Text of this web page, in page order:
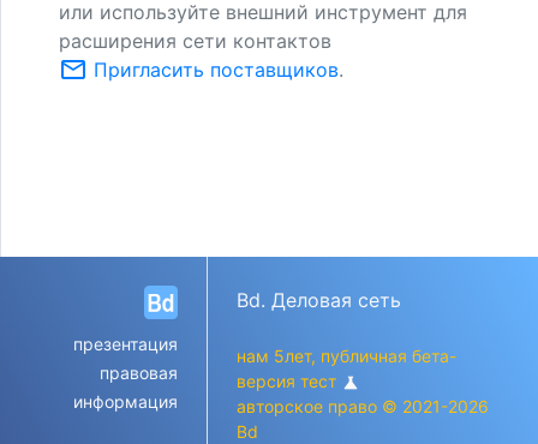
или используйте внешний инструмент для
расширения сети контактов
mail_outline Пригласить поставщиков.
презентация
правовая
информация
Bd. Деловая сеть
нам 5лет, публичная бета-
версия тест science
авторское право © 2021-2026
Bd